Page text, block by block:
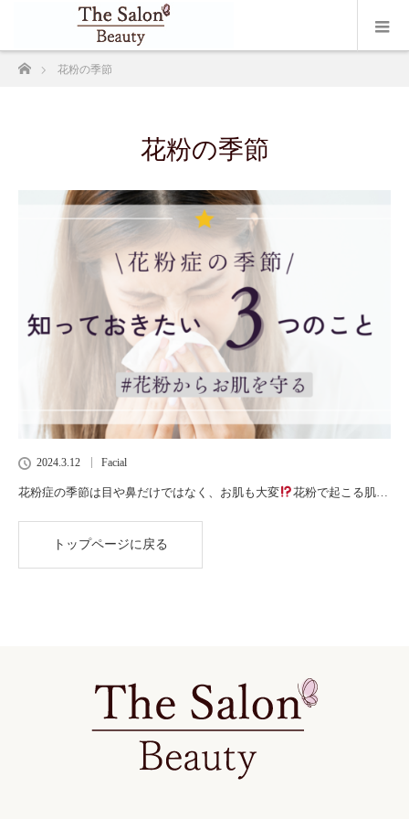
ホーム花粉の季節
花粉の季節
2024.3.12 Facial
花粉症の季節は目や鼻だけではなく、お肌も大変 花粉で起こる肌…
トップページに戻る